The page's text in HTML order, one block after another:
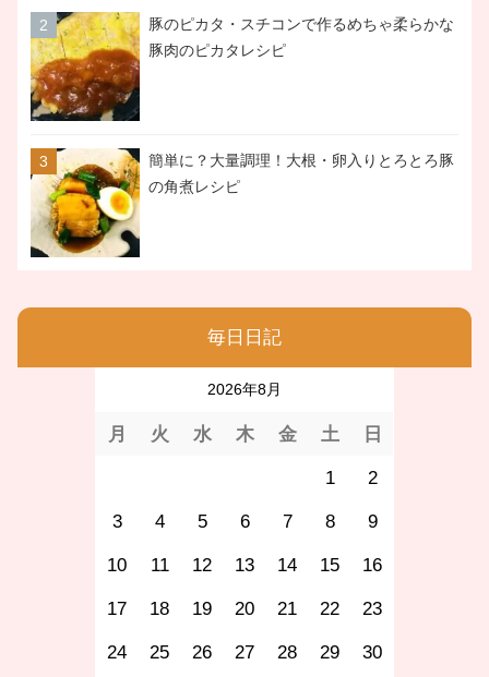
豚のピカタ・スチコンで作るめちゃ柔らかな
豚肉のピカタレシピ
簡単に？大量調理！大根・卵入りとろとろ豚
の角煮レシピ
毎日日記
2026年8月
月 火 水 木 金 土 日
1 2
3 4 5 6 7 8 9
10 11 12 13 14 15 16
17 18 19 20 21 22 23
24 25 26 27 28 29 30